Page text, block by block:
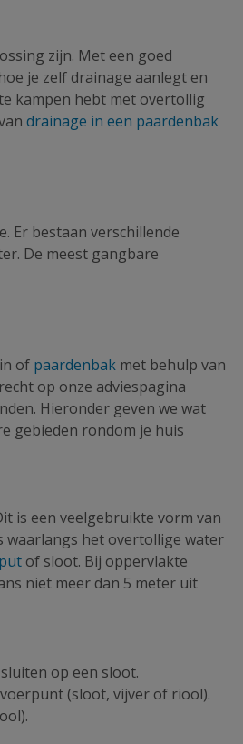
zijn. Met een goed
je zelf drainage aanlegt en
kampen hebt met overtollig
drainage in een paardenbak
Er bestaan verschillende
De meest gangbare
of paardenbak met behulp van
op onze adviespagina
Hieronder geven we wat
gebieden rondom je huis
is een veelgebruikte vorm van
waarlangs het overtollige water
of sloot. Bij oppervlakte
niet meer dan 5 meter uit
op een sloot.
(sloot, vijver of riool).